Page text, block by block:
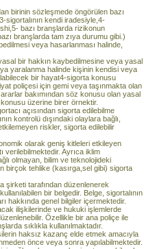
birinin sözleşmede öngörülen bazı
sigortalının kendi iradesiyle,4-
bazı branşlarda rizikonun
branşlarda tam zıya durumu gibi.)
veya hasarlanması halinde,
bir hakkın kaybedilmesine veya yasal
yaralanma halinde kişinin kendisi veya
bir hayat4-sigorta konusu
poliçesi için gemi veya taşınmakta olan
bakımından söz konusu olan yasal
üzerine birer örnektir.
açısından sigorta edilebilme
kontrolü dışındaki olaylara bağlı,
riskler, sigorta edilebilir
olarak geniş kitleleri etkileyen
verilebilmektedir. Ayrıca iklim
olmayan, bilim ve teknolojideki
birçok tehlike (kasırga,sel gibi) sigorta
şirketi tarafından düzenlenerek
bir belgedir. Belge, sigortalının
hakkında genel bilgiler içermektedir.
ilişkilerinde ve hukuki işlemlerde
Özellikle bir ana poliçe ile
sıklıkla kullanılmaktadır.
haksız kazanç elde etmek amacıyla
önce veya sonra yapılabilmektedir.